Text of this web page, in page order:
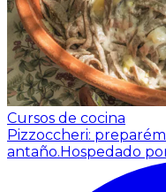
Cursos de cocina
Pizzoccheri:
antaño.Hospedado